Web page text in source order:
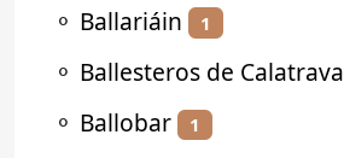
⚬ Ballariáin 1
⚬ Ballesteros de Calatrava
⚬ Ballobar 1